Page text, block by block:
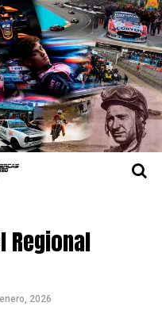
Regional
2026